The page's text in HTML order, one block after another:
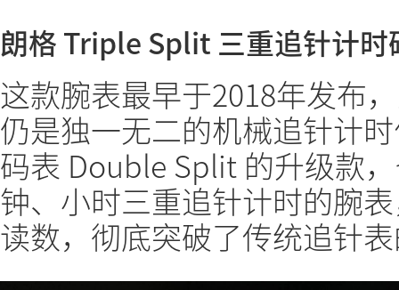
朗格 Triple Split 三重追针计时
这款腕表最早于2018年发布
仍是独一无二的机械追针计
码表 Double Split 的升级款
钟、小时三重追针计时的腕
读数，彻底突破了传统追针